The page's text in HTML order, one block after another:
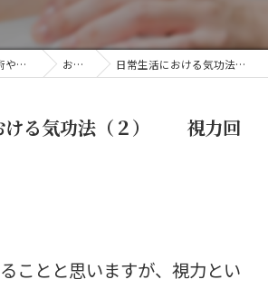
東京で気功なら施術や講座を行う気功サロン お知らせ 日常生活における気功法（２） 視力回復法
ける気功法（２） 視力回
ことと思いますが、視力とい